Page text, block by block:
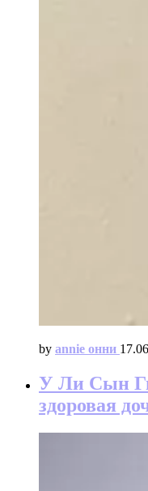
by annie онни
У Ли Сын
здоровая